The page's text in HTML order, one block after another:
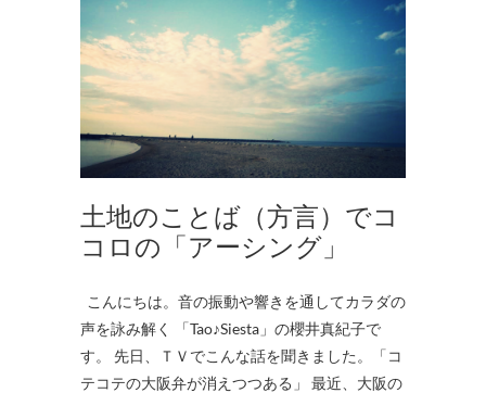
土地のことば（方言）でコ
コロの「アーシング」
こんにちは。音の振動や響きを通してカラダの
声を詠み解く 「Tao♪Siesta」の櫻井真紀子で
す。 先日、ＴＶでこんな話を聞きました。「コ
テコテの大阪弁が消えつつある」 最近、大阪の